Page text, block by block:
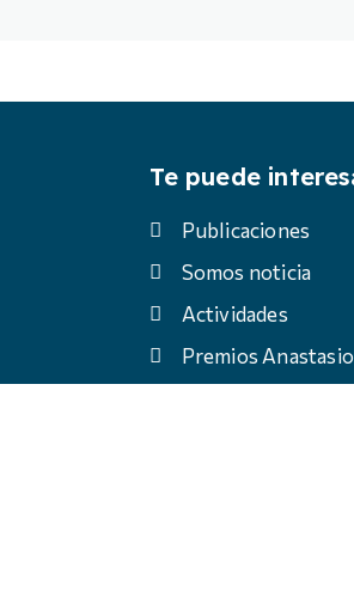
Te puede
Publicaciones
Somos noticia
Actividades
Premios